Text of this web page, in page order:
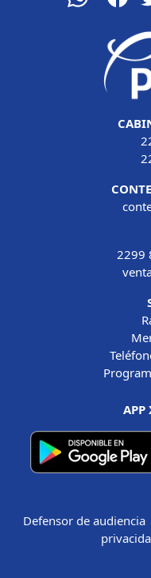
2299
APP
Defensor de audiencia